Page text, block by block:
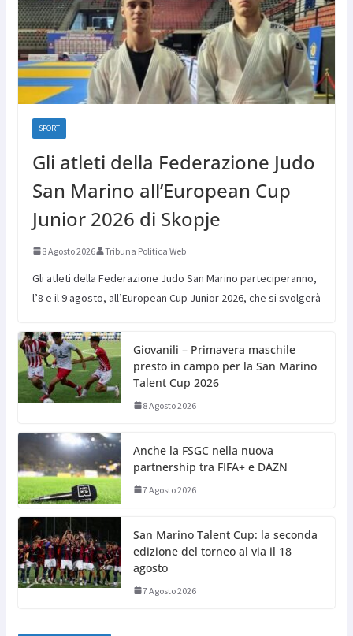
SPORT
Gli atleti della Federazione Judo
San Marino all’European Cup
Junior 2026 di Skopje
8 Agosto 2026 Tribuna Politica Web
Gli atleti della Federazione Judo San Marino parteciperanno,
l’8 e il 9 agosto, all’European Cup Junior 2026, che si svolgerà
Giovanili – Primavera maschile
presto in campo per la San Marino
Talent Cup 2026
8 Agosto 2026
Anche la FSGC nella nuova
partnership tra FIFA+ e DAZN
7 Agosto 2026
San Marino Talent Cup: la seconda
edizione del torneo al via il 18
agosto
7 Agosto 2026